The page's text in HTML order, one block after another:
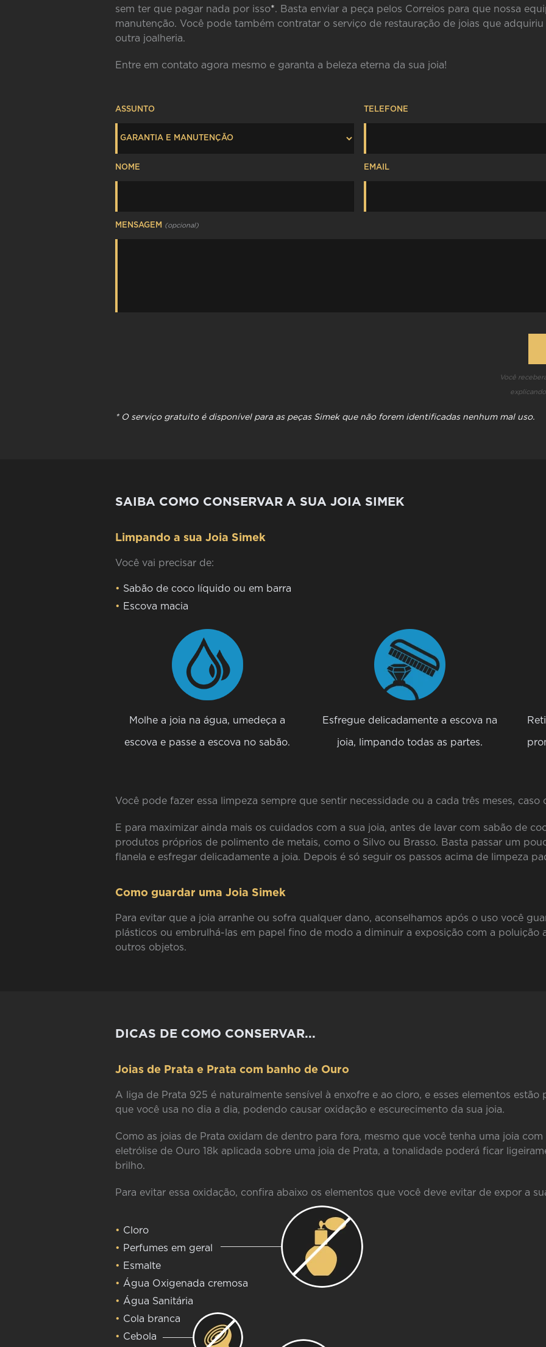
sem ter que pagar nada por isso*. Basta enviar a peça pelos Correios para que nossa
manutenção. Você pode também contratar o serviço de restauração de joias que adquiriu
outra joalheria.
Entre em contato agora mesmo e garanta a beleza eterna da sua joia!
ASSUNTO TELEFONE
NOME EMAIL
MENSAGEM (opcional)
Você
* O serviço gratuito é disponível para as peças Simek que não forem identificadas nenhum mal uso.
SAIBA COMO CONSERVAR A SUA JOIA SIMEK
Limpando a sua Joia Simek
Você vai precisar de:
• Sabão de coco líquido ou em barra
• Escova macia
Molhe a joia na água, umedeça a
escova e passe a escova no sabão.
Esfregue delicadamente a escova na
joia, limpando todas as partes.
Você pode fazer essa limpeza sempre que sentir necessidade ou a cada três meses, caso
E para maximizar ainda mais os cuidados com a sua joia, antes de lavar com sabão de
produtos próprios de polimento de metais, como o Silvo ou Brasso. Basta passar um
flanela e esfregar delicadamente a joia. Depois é só seguir os passos acima de limpeza
Como guardar uma Joia Simek
Para evitar que a joia arranhe ou sofra qualquer dano, aconselhamos após o uso você
plásticos ou embrulhá-las em papel fino de modo a diminuir a exposição com a poluição
outros objetos.
DICAS DE COMO CONSERVAR...
Joias de Prata e Prata com banho de Ouro
A liga de Prata 925 é naturalmente sensível à enxofre e ao cloro, e esses elementos
que você usa no dia a dia, podendo causar oxidação e escurecimento da sua joia.
Como as joias de Prata oxidam de dentro para fora, mesmo que você tenha uma joia
eletrólise de Ouro 18k aplicada sobre uma joia de Prata, a tonalidade poderá ficar
brilho.
Para evitar essa oxidação, confira abaixo os elementos que você deve evitar de expor a
• Cloro
• Perfumes em geral
• Esmalte
• Água Oxigenada cremosa
• Água Sanitária
• Cola branca
• Cebola